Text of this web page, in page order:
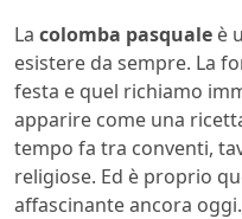
La colomba pasquale è
esistere da sempre. La
festa e quel richiamo
apparire come una
tempo fa tra conventi,
religiose. Ed è proprio
affascinante ancora oggi.